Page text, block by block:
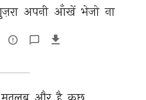
अपनी आँखें भेजो ना